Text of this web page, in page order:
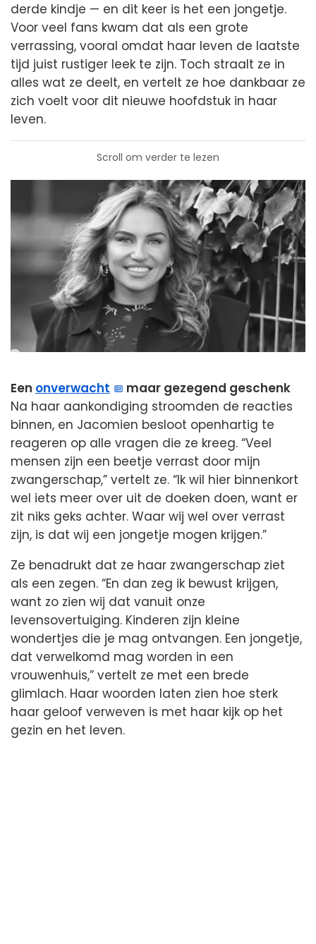
derde kindje — en dit keer is het een jongetje.
Voor veel fans kwam dat als een grote
verrassing, vooral omdat haar leven de laatste
tijd juist rustiger leek te zijn. Toch straalt ze in
alles wat ze deelt, en vertelt ze hoe dankbaar ze
zich voelt voor dit nieuwe hoofdstuk in haar
leven.
Scroll om verder te lezen
Een onverwacht
maar gezegend geschenk
Na haar aankondiging stroomden de reacties
binnen, en Jacomien besloot openhartig te
reageren op alle vragen die ze kreeg. “Veel
mensen zijn een beetje verrast door mijn
zwangerschap,” vertelt ze. “Ik wil hier binnenkort
wel iets meer over uit de doeken doen, want er
zit niks geks achter. Waar wij wel over verrast
zijn, is dat wij een jongetje mogen krijgen.”
Ze benadrukt dat ze haar zwangerschap ziet
als een zegen. “En dan zeg ik bewust krijgen,
want zo zien wij dat vanuit onze
levensovertuiging. Kinderen zijn kleine
wondertjes die je mag ontvangen. Een jongetje,
dat verwelkomd mag worden in een
vrouwenhuis,” vertelt ze met een brede
glimlach. Haar woorden laten zien hoe sterk
haar geloof verweven is met haar kijk op het
gezin en het leven.